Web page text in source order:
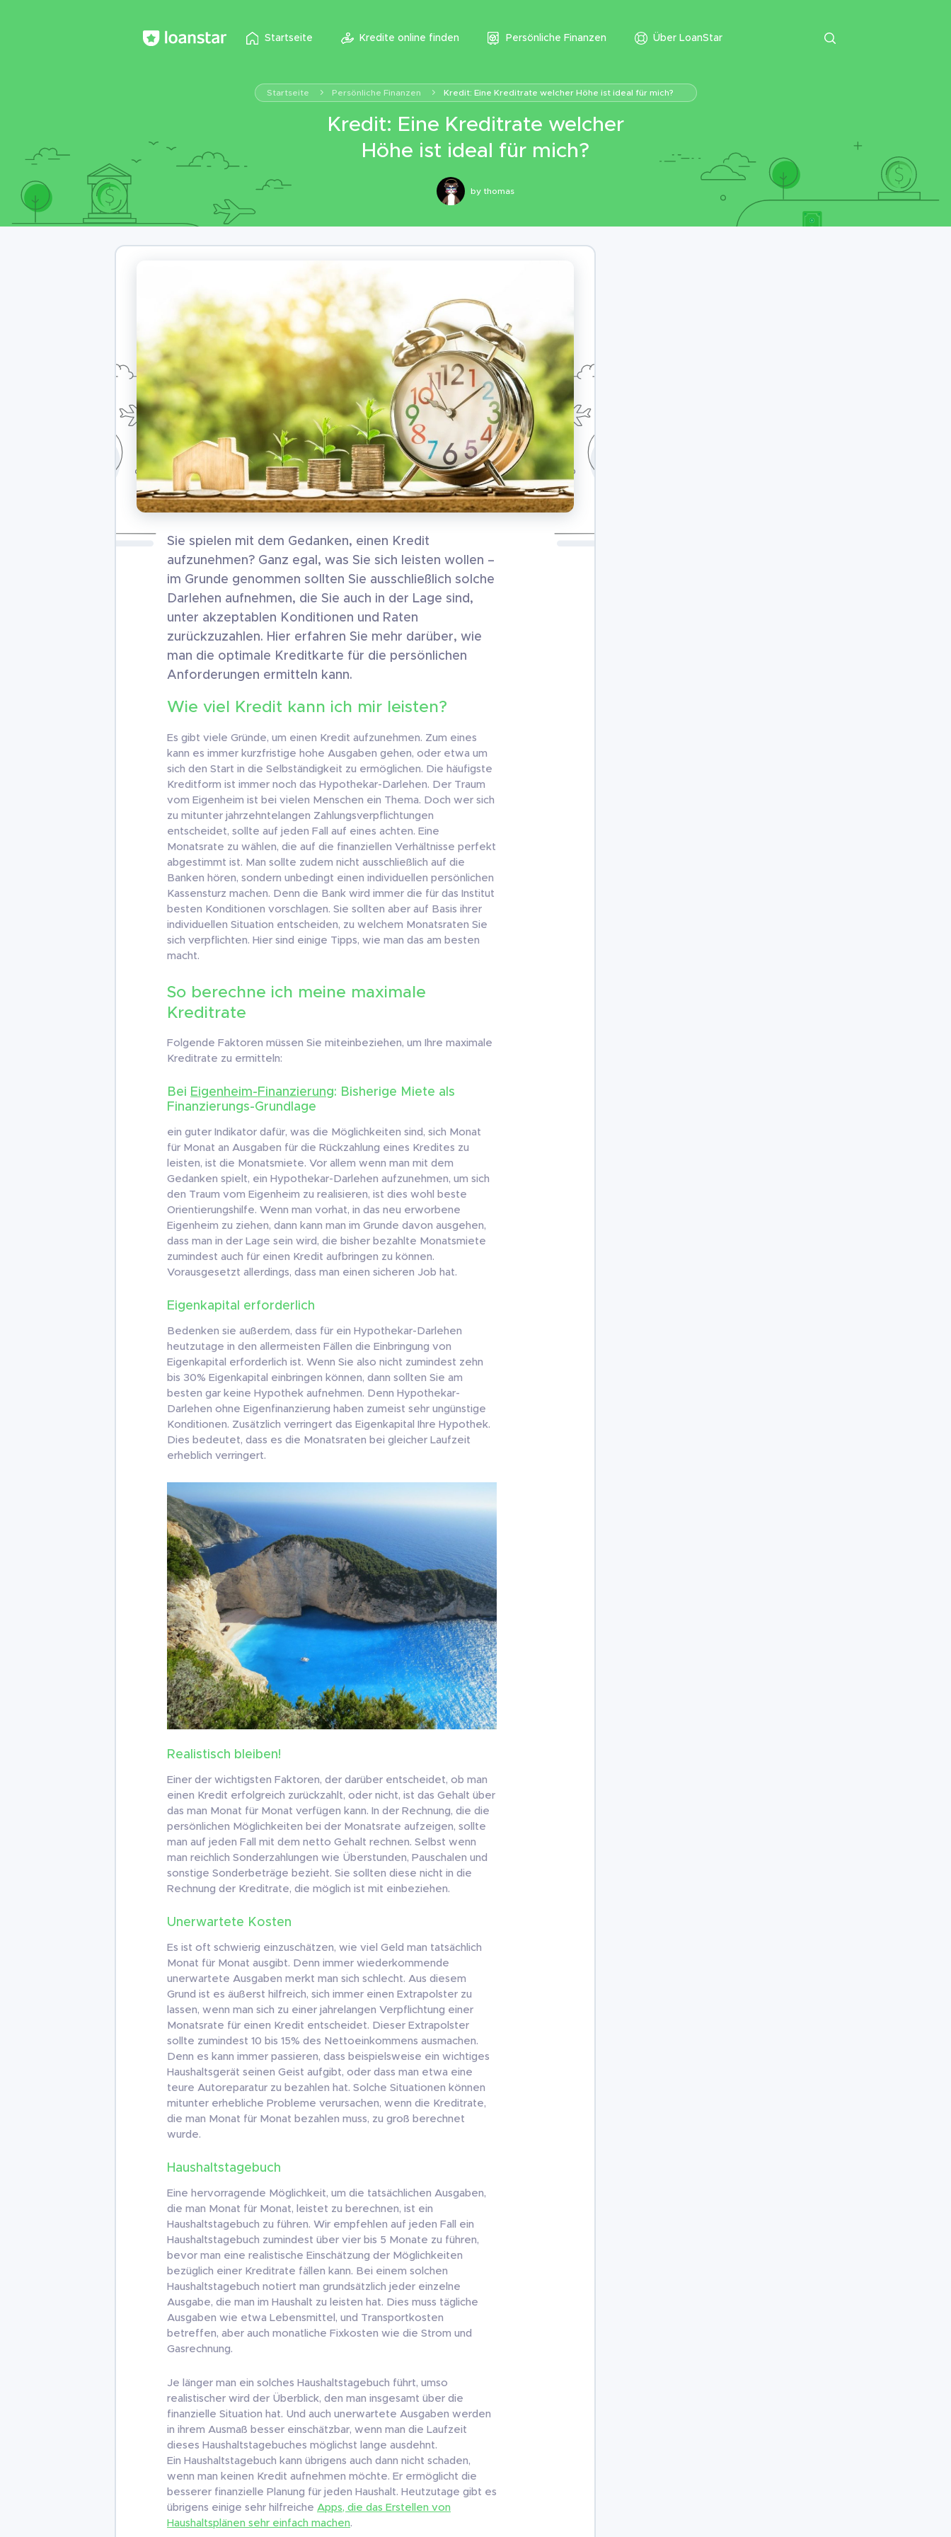
Startseite Kredite online finden Persönliche Finanzen Über LoanStar
Startseite Persönliche Finanzen Kredit: Eine Kreditrate welcher Höhe ist ideal für mich?
Kredit: Eine Kreditrate welcher
Höhe ist ideal für mich?
by thomas
Sie spielen mit dem Gedanken, einen Kredit
aufzunehmen? Ganz egal, was Sie sich leisten wollen –
im Grunde genommen sollten Sie ausschließlich solche
Darlehen aufnehmen, die Sie auch in der Lage sind,
unter akzeptablen Konditionen und Raten
zurückzuzahlen. Hier erfahren Sie mehr darüber, wie
man die optimale Kreditkarte für die persönlichen
Anforderungen ermitteln kann.
Wie viel Kredit kann ich mir leisten?
Es gibt viele Gründe, um einen Kredit aufzunehmen. Zum eines
kann es immer kurzfristige hohe Ausgaben gehen, oder etwa um
sich den Start in die Selbständigkeit zu ermöglichen. Die häufigste
Kreditform ist immer noch das Hypothekar-Darlehen. Der Traum
vom Eigenheim ist bei vielen Menschen ein Thema. Doch wer sich
zu mitunter jahrzehntelangen Zahlungsverpflichtungen
entscheidet, sollte auf jeden Fall auf eines achten. Eine
Monatsrate zu wählen, die auf die finanziellen Verhältnisse perfekt
abgestimmt ist. Man sollte zudem nicht ausschließlich auf die
Banken hören, sondern unbedingt einen individuellen persönlichen
Kassensturz machen. Denn die Bank wird immer die für das Institut
besten Konditionen vorschlagen. Sie sollten aber auf Basis ihrer
individuellen Situation entscheiden, zu welchem Monatsraten Sie
sich verpflichten. Hier sind einige Tipps, wie man das am besten
macht.
So berechne ich meine maximale
Kreditrate
Folgende Faktoren müssen Sie miteinbeziehen, um Ihre maximale
Kreditrate zu ermitteln:
Bei Eigenheim-Finanzierung: Bisherige Miete als
Finanzierungs-Grundlage
ein guter Indikator dafür, was die Möglichkeiten sind, sich Monat
für Monat an Ausgaben für die Rückzahlung eines Kredites zu
leisten, ist die Monatsmiete. Vor allem wenn man mit dem
Gedanken spielt, ein Hypothekar-Darlehen aufzunehmen, um sich
den Traum vom Eigenheim zu realisieren, ist dies wohl beste
Orientierungshilfe. Wenn man vorhat, in das neu erworbene
Eigenheim zu ziehen, dann kann man im Grunde davon ausgehen,
dass man in der Lage sein wird, die bisher bezahlte Monatsmiete
zumindest auch für einen Kredit aufbringen zu können.
Vorausgesetzt allerdings, dass man einen sicheren Job hat.
Eigenkapital erforderlich
Bedenken sie außerdem, dass für ein Hypothekar-Darlehen
heutzutage in den allermeisten Fällen die Einbringung von
Eigenkapital erforderlich ist. Wenn Sie also nicht zumindest zehn
bis 30% Eigenkapital einbringen können, dann sollten Sie am
besten gar keine Hypothek aufnehmen. Denn Hypothekar-
Darlehen ohne Eigenfinanzierung haben zumeist sehr ungünstige
Konditionen. Zusätzlich verringert das Eigenkapital Ihre Hypothek.
Dies bedeutet, dass es die Monatsraten bei gleicher Laufzeit
erheblich verringert.
Realistisch bleiben!
Einer der wichtigsten Faktoren, der darüber entscheidet, ob man
einen Kredit erfolgreich zurückzahlt, oder nicht, ist das Gehalt über
das man Monat für Monat verfügen kann. In der Rechnung, die die
persönlichen Möglichkeiten bei der Monatsrate aufzeigen, sollte
man auf jeden Fall mit dem netto Gehalt rechnen. Selbst wenn
man reichlich Sonderzahlungen wie Überstunden, Pauschalen und
sonstige Sonderbeträge bezieht. Sie sollten diese nicht in die
Rechnung der Kreditrate, die möglich ist mit einbeziehen.
Unerwartete Kosten
Es ist oft schwierig einzuschätzen, wie viel Geld man tatsächlich
Monat für Monat ausgibt. Denn immer wiederkommende
unerwartete Ausgaben merkt man sich schlecht. Aus diesem
Grund ist es äußerst hilfreich, sich immer einen Extrapolster zu
lassen, wenn man sich zu einer jahrelangen Verpflichtung einer
Monatsrate für einen Kredit entscheidet. Dieser Extrapolster
sollte zumindest 10 bis 15% des Nettoeinkommens ausmachen.
Denn es kann immer passieren, dass beispielsweise ein wichtiges
Haushaltsgerät seinen Geist aufgibt, oder dass man etwa eine
teure Autoreparatur zu bezahlen hat. Solche Situationen können
mitunter erhebliche Probleme verursachen, wenn die Kreditrate,
die man Monat für Monat bezahlen muss, zu groß berechnet
wurde.
Haushaltstagebuch
Eine hervorragende Möglichkeit, um die tatsächlichen Ausgaben,
die man Monat für Monat, leistet zu berechnen, ist ein
Haushaltstagebuch zu führen. Wir empfehlen auf jeden Fall ein
Haushaltstagebuch zumindest über vier bis 5 Monate zu führen,
bevor man eine realistische Einschätzung der Möglichkeiten
bezüglich einer Kreditrate fällen kann. Bei einem solchen
Haushaltstagebuch notiert man grundsätzlich jeder einzelne
Ausgabe, die man im Haushalt zu leisten hat. Dies muss tägliche
Ausgaben wie etwa Lebensmittel, und Transportkosten
betreffen, aber auch monatliche Fixkosten wie die Strom und
Gasrechnung.
Je länger man ein solches Haushaltstagebuch führt, umso
realistischer wird der Überblick, den man insgesamt über die
finanzielle Situation hat. Und auch unerwartete Ausgaben werden
in ihrem Ausmaß besser einschätzbar, wenn man die Laufzeit
dieses Haushaltstagebuches möglichst lange ausdehnt.
Ein Haushaltstagebuch kann übrigens auch dann nicht schaden,
wenn man keinen Kredit aufnehmen möchte. Er ermöglicht die
besserer finanzielle Planung für jeden Haushalt. Heutzutage gibt es
übrigens einige sehr hilfreiche Apps, die das Erstellen von
Haushaltsplänen sehr einfach machen.